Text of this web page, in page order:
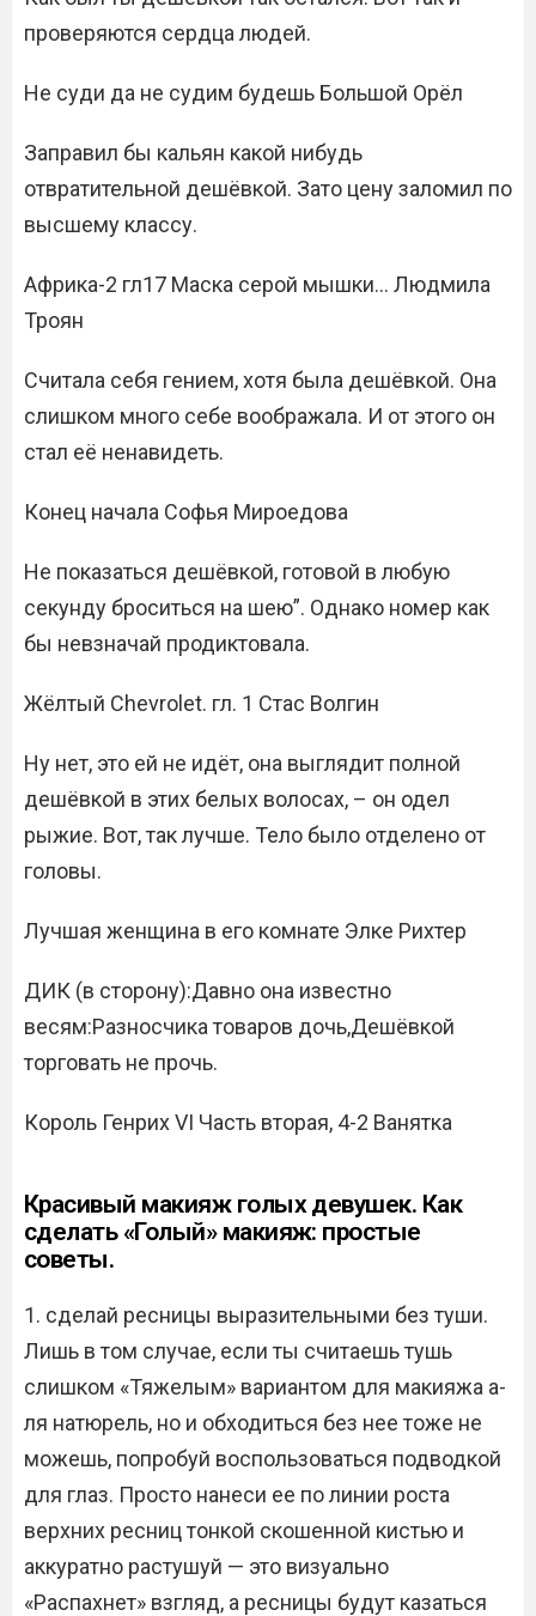
проверяются сердца людей.
Не суди да не судим будешь Большой Орёл
Заправил бы кальян какой нибудь
отвратительной дешёвкой. Зато цену заломил по
высшему классу.
Африка-2 гл17 Маска серой мышки… Людмила
Троян
Считала себя гением, хотя была дешёвкой. Она
слишком много себе воображала. И от этого он
стал её ненавидеть.
Конец начала Софья Мироедова
Не показаться дешёвкой, готовой в любую
секунду броситься на шею”. Однако номер как
бы невзначай продиктовала.
Жёлтый Chevrolet. гл. 1 Стас Волгин
Ну нет, это ей не идёт, она выглядит полной
дешёвкой в этих белых волосах, – он одел
рыжие. Вот, так лучше. Тело было отделено от
головы.
Лучшая женщина в его комнате Элке Рихтер
ДИК (в сторону):Давно она известно
весям:Разносчика товаров дочь,Дешёвкой
торговать не прочь.
Король Генрих VI Часть вторая, 4-2 Ванятка
Красивый макияж голых девушек. Как
сделать «Голый» макияж: простые
советы.
1. сделай ресницы выразительными без туши.
Лишь в том случае, если ты считаешь тушь
слишком «Тяжелым» вариантом для макияжа а-
ля натюрель, но и обходиться без нее тоже не
можешь, попробуй воспользоваться подводкой
для глаз. Просто нанеси ее по линии роста
верхних ресниц тонкой скошенной кистью и
аккуратно растушуй — это визуально
«Распахнет» взгляд, а ресницы будут казаться